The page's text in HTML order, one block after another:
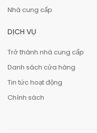
Nhà cung cấp
DỊCH VỤ
Trở thành nhà cung cấp
Danh sách cửa hàng
Tin tức hoạt động
Chính sách